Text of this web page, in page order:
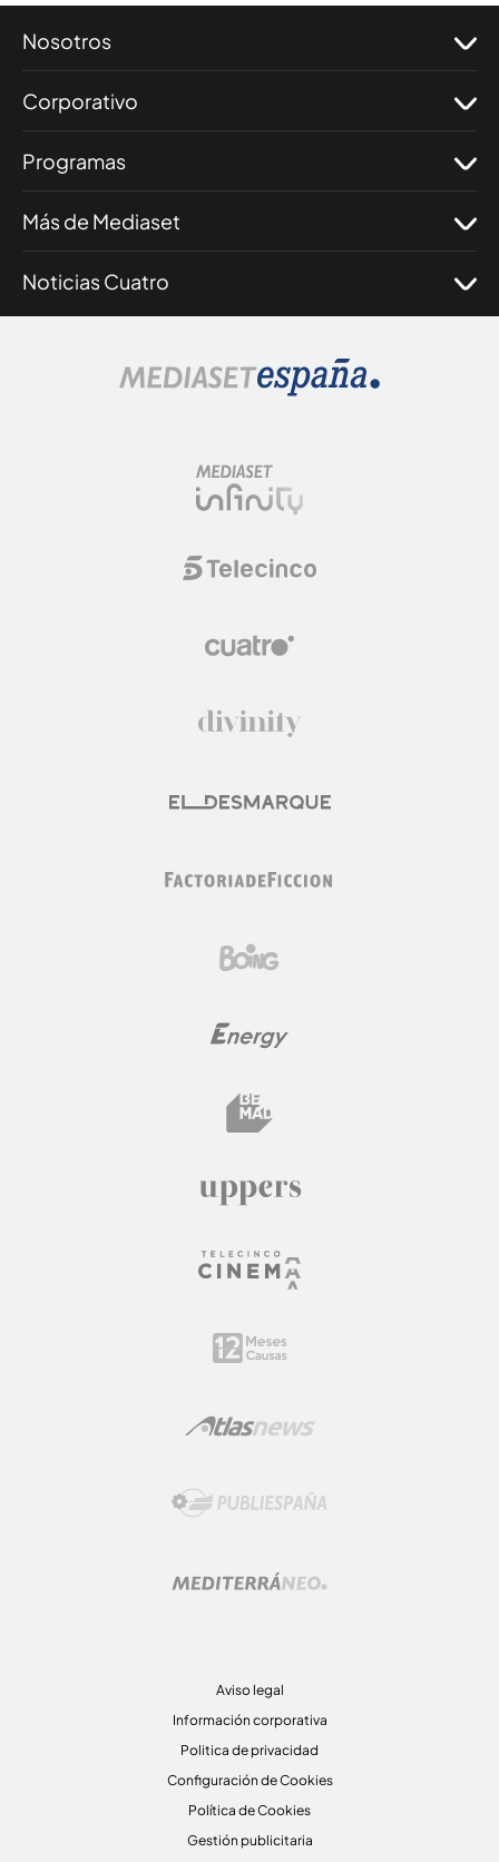
Nosotros
Corporativo
Programas
Más de Mediaset
Noticias Cuatro
Aviso legal
Información corporativa
Politica de privacidad
Configuración de Cookies
Política de Cookies
Gestión publicitaria